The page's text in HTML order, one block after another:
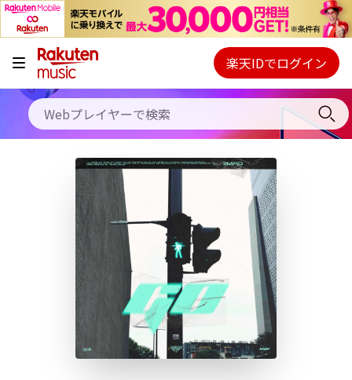
キャンペーン
料金プラン
使い方
初回30日間無料お試し
Webプレイヤー
ご契約内容の確認・変更
楽天IDでログイン